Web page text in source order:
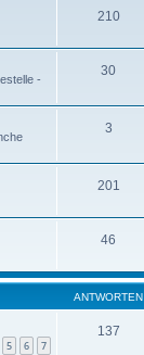
210
-
30
3
201
46
ANTWORTEN
5 6 7
137